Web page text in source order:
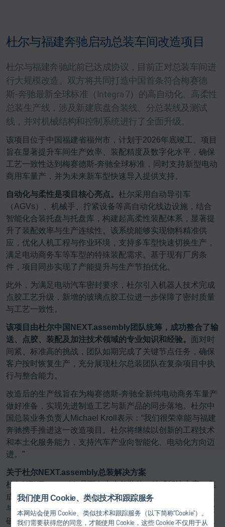
我们使用 Cookie、类似技术和跟踪服务
本网站会使用 Cookie、类似技术和跟踪服务（以下简称“Cookie”）。
我们需要获得您的同意，才能使用 Cookie，这些 Cookie 不仅用于从
杜尔与福建奔驰启动总装车间改造项目
杜尔与福建奔驰此前已达成协议，目前正对总装车间进
行大规模改造。双方将共同打造中国首条符合梅赛德
斯-奔驰最新全球标准（Integra 7）的高自动化、高柔性
总装生产线，涉及新建底盘合装线、分总装线及测试
线，并对机械结构和控制系统进行了全面升级。
该项目位于中国福建省福州市，计划于2026年底竣工。项目
旨在显著提升车间生产效率、装配精度及数字化水平，确保
工艺一致性达到梅赛德斯-奔驰全球标准，同时支持新型电动
商用车量产，并为未来新车型快速导入提供支持。
自动化与柔性是项目核心亮点。 杜尔采用自动导引车
（AGVs）、机械手、拧紧设备等高自动化线边设施，结合
智能化合装托盘与托盘库，构建起高柔性装配体系，显著提
升了装配效率与生产连续性。该系统能够实现物料精准供
应，优化人机工程与作业环境，支持多车型快速切换生产，
满足电动商务车等车型的特殊装配需求。基于现有厂房条
件，项目同步实现了产能提升与生产节拍优化。
此外，为满足电动汽车密封要求，杜尔引入机器人技术完成
点胶工艺升级，新增的玻璃点胶工位进一步保障了密封质量
与工艺一致性。
该项目由杜尔中国NEXT.assembly团队统筹，成功整合了输
送、点胶、装配及加注技术领域的专业知识和经验。 面对时
间紧、标准高的挑战，团队如期完成了关键节点任务，确保
客户按时恢复生产，充分展现杜尔总装团队在复杂项目中执
行与整合能力。
改造后的生产线旨在为梅赛德斯-奔驰全新纯电动商务车量产
做好准备，实现先进制造工艺与新产品的同步落地。杜尔中
国总装业务负责人Michael Kroll表示：“我们很荣幸能与福建
奔驰携手推进这一改造项目。杜尔将继续以创新的工程技术
和本土化服务能力，支持汽车产业向智能化、电动化方向迈
进。”
关于杜尔NEXT.assembly总装解决方案
杜尔NEXT.assembly是面向未来总装的一站式解决方案，集
成了输送、检测、加注、点胶、装配等工艺创新，覆盖新建
与改造项目，为汽车总装生产效率树立了全新标杆。杜尔突
破单一组件局限，以端到端的全局化思维，整合总装关键工